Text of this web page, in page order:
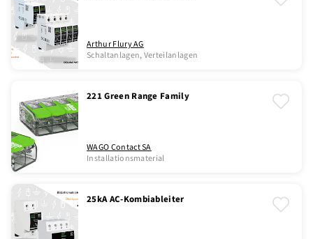
Arthur Flury AG
Schaltanlagen, Verteilanlagen
221 Green Range Family
WAGO Contact SA
Installationsmaterial
25kA AC-Kombiableiter